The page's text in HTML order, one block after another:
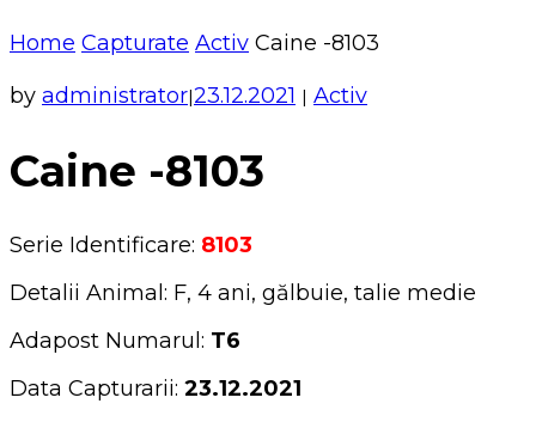
Home Capturate Activ Caine -8103
by administrator|23.12.2021 | Activ
Caine -8103
Serie Identificare: 8103
Detalii Animal: F, 4 ani, gălbuie, talie medie
Adapost Numarul: T6
Data Capturarii: 23.12.2021